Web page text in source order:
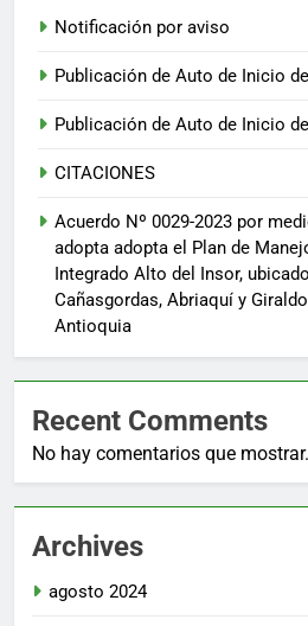
Notificación por aviso
Publicación de Auto de Inicio
Publicación de Auto de Inicio
CITACIONES
Acuerdo Nº 0029-2023 por
adopta adopta el Plan de
Integrado Alto del Insor,
Cañasgordas, Abriaquí y
Antioquia
Recent Comments
No hay comentarios que mostrar.
Archives
agosto 2024